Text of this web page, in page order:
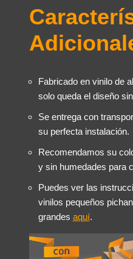
Fabricado en vinilo de
solo queda el diseño
Se entrega con
su perfecta instalación.
Recomendamos su
y sin humedades para
Puedes ver las
vinilos pequeños
grandes aquí.